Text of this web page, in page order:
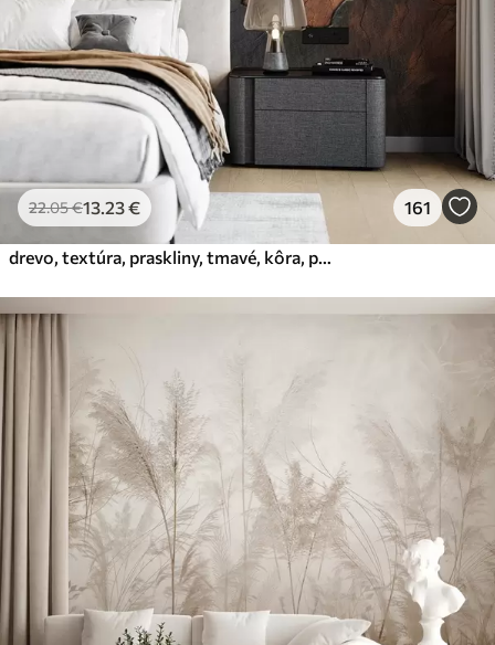
Prémiový vinyl
65.0039.00€/m²
Peel and Stick
/m²
22.05€13 .23€ 161